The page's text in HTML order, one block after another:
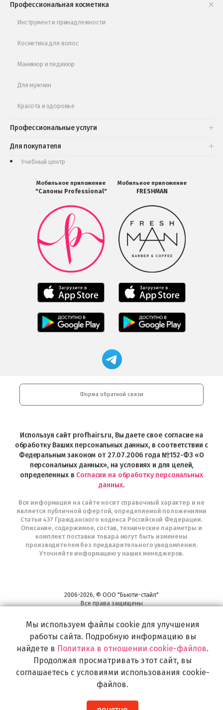
Профессиональная косметика
Инструмент и принадлежности
Косметика для волос
Маникюр и педикюр
Для мужчин
Красота и здоровье
Профессиональные услуги
Для покупателя
Обучающее видео
Учебный центр
Мобильное приложение
"Салоны Professional"
Мобильное
приложение
Салоны
Professional
загрузить
в
Google
Мобильное
приложение
Professional
загрузить
Мобильное
приложение
Professional
загрузить
Play
Мобильное приложение
FRESHMAN
Мобильное
приложение
FRESHMAN
в
Google
Play
Мобильное
приложение
загрузить
в
Мобильное
приложение
Магазин
профессиональной
Professional
и
Интернет-
Telegram
Форма обратной связи
Используя сайт profhairs.ru, Вы даете свое согласие на
обработку Ваших персональных данных, в соответствии с
Федеральным законом от 27.07.2006 года №152-ФЗ «О
персональных данных», на условиях и для целей,
определенных в Согласии на обработку персональных
данных.
Вся информация на сайте носит справочный характер и не
является публичной офертой, определяемой положениями
Статьи 437 Гражданского кодекса Российской Федерации.
Описание, содержимое, состав, технические параметры и
комплект поставки товара могут быть изменены
производителем без предварительного уведомления.
Уточняйте информацию у наших менеджеров.
2006-2026, © ООО "Бьюти-стайл"
Все права защищены
Широкий выбор инструментов, аксессуаров и принадлежностей для
воплощения
самых изысканных и необычных идей по созданию Вашего образа и стиля.
Мы используем файлы cookie для улучшения
работы сайта. Подробную информацию вы
найдете в Политика в отношении cookie-файлов.
Продолжая просматривать этот сайт, вы
соглашаетесь с условиями использования cookie-
файлов.